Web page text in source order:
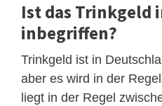
Ist das Trinkgeld
inbegriffen?
Trinkgeld ist in
aber es wird in der
liegt in der Regel